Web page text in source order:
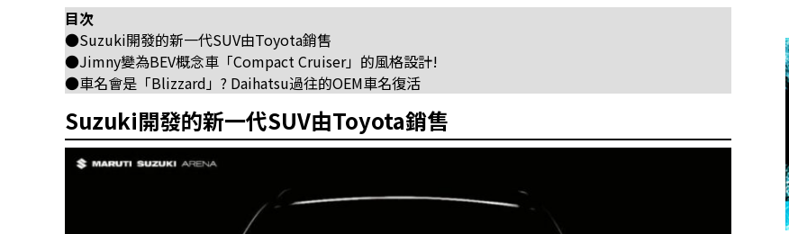
目次
●Suzuki開發的新一代SUV由Toyota銷售
●Jimny變為BEV概念車「Compact Cruiser」的風格設計!
●車名會是「Blizzard」? Daihatsu過往的OEM車名復活
Suzuki開發的新一代SUV由Toyota銷售